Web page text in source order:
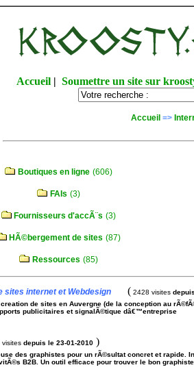
Accueil |Soumettre un site sur
Accueil =>
Boutiques en ligne (606)
FAIs (3)
Fournisseurs d'accÃ¨s (3)
HÃ©bergement de sites (87)
Ressources (85)
sites internet et Webdesign ( 2428 visites
de sites en Auvergne (de la conception au
publicitaires et signalÃ©tique dâ€™entreprise
visites depuis le 23-01-2010 )
des graphistes pour un rÃ©sultat concret et rapide.
B2B. Un outil efficace pour trouver le bon